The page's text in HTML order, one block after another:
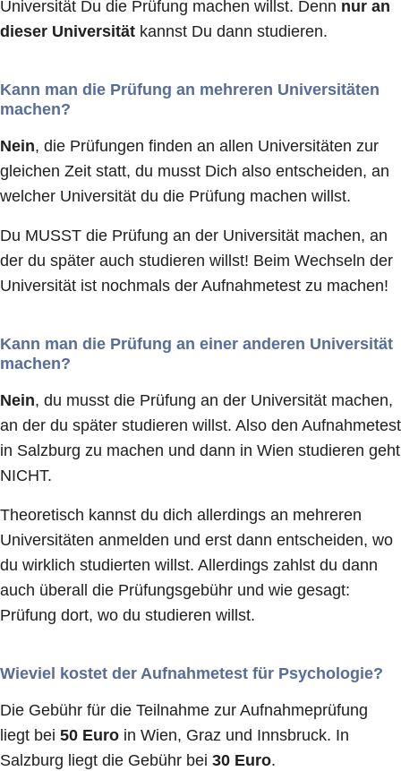
Universität Du die Prüfung machen willst. Denn nur an
dieser Universität kannst Du dann studieren.
Kann man die Prüfung an mehreren Universitäten
machen?
Nein, die Prüfungen finden an allen Universitäten zur
gleichen Zeit statt, du musst Dich also entscheiden, an
welcher Universität du die Prüfung machen willst.
Du MUSST die Prüfung an der Universität machen, an
der du später auch studieren willst! Beim Wechseln der
Universität ist nochmals der Aufnahmetest zu machen!
Kann man die Prüfung an einer anderen Universität
machen?
Nein, du musst die Prüfung an der Universität machen,
an der du später studieren willst. Also den Aufnahmetest
in Salzburg zu machen und dann in Wien studieren geht
NICHT.
Theoretisch kannst du dich allerdings an mehreren
Universitäten anmelden und erst dann entscheiden, wo
du wirklich studierten willst. Allerdings zahlst du dann
auch überall die Prüfungsgebühr und wie gesagt:
Prüfung dort, wo du studieren willst.
Wieviel kostet der Aufnahmetest für Psychologie?
Die Gebühr für die Teilnahme zur Aufnahmeprüfung
liegt bei 50 Euro in Wien, Graz und Innsbruck. In
Salzburg liegt die Gebühr bei 30 Euro.